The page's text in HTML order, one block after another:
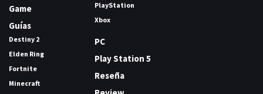
Game
Guías
Destiny 2
Elden Ring
Fortnite
Minecraft
PlayStation
Xbox
PC
Play Station 5
Reseña